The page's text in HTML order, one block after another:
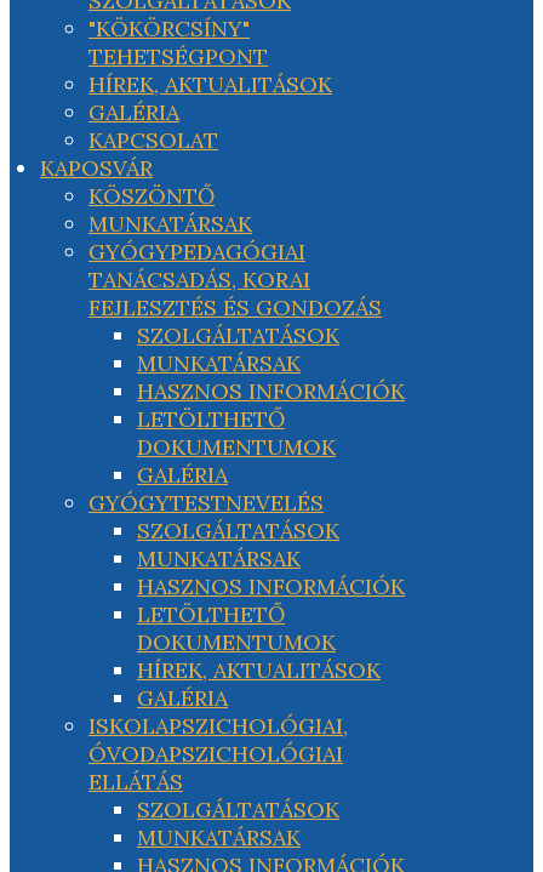
"KÖKÖRCSÍNY"
TEHETSÉGPONT
HÍREK, AKTUALITÁSOK
GALÉRIA
KAPCSOLAT
KAPOSVÁR
KÖSZÖNTŐ
MUNKATÁRSAK
GYÓGYPEDAGÓGIAI
TANÁCSADÁS, KORAI
FEJLESZTÉS ÉS GONDOZÁS
SZOLGÁLTATÁSOK
MUNKATÁRSAK
HASZNOS INFORMÁCIÓK
LETÖLTHETŐ
DOKUMENTUMOK
GALÉRIA
GYÓGYTESTNEVELÉS
SZOLGÁLTATÁSOK
MUNKATÁRSAK
HASZNOS INFORMÁCIÓK
LETÖLTHETŐ
DOKUMENTUMOK
HÍREK, AKTUALITÁSOK
GALÉRIA
ISKOLAPSZICHOLÓGIAI,
ÓVODAPSZICHOLÓGIAI
ELLÁTÁS
SZOLGÁLTATÁSOK
MUNKATÁRSAK
HASZNOS INFORMÁCIÓK